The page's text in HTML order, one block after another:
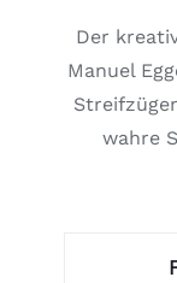
Der
Manuel
wahre